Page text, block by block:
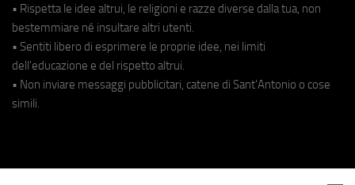
• Rispetta le idee altrui, le religioni e razze diverse dalla tua, non
bestemmiare né insultare altri utenti.
• Sentiti libero di esprimere le proprie idee, nei limiti
dell'educazione e del rispetto altrui.
• Non inviare messaggi pubblicitari, catene di Sant'Antonio o cose
simili.